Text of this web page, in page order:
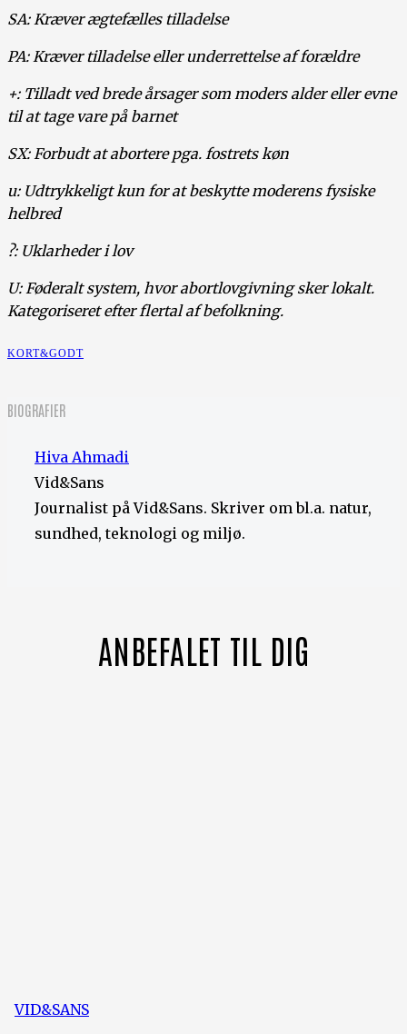
SA: Kræver ægtefælles tilladelse
PA: Kræver tilladelse eller underrettelse af forældre
+: Tilladt ved brede årsager som moders alder eller evne
til at tage vare på barnet
SX: Forbudt at abortere pga. fostrets køn
u: Udtrykkeligt kun for at beskytte moderens fysiske
helbred
?: Uklarheder i lov
U: Føderalt system, hvor abortlovgivning sker lokalt.
Kategoriseret efter flertal af befolkning.
KORT&GODT
BIOGRAFIER
Hiva Ahmadi
Vid&Sans
Journalist på Vid&Sans. Skriver om bl.a. natur,
sundhed, teknologi og miljø.
ANBEFALET TIL DIG
VID&SANS